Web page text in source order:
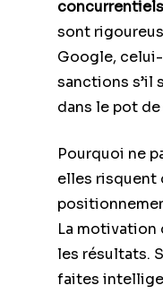
concurrentiels
sont
Google, celui-
sanctions s’il
dans le pot
Pourquoi ne
elles risquent
La motivation
les résultats.
faites